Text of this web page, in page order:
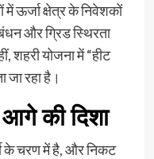
ऊर्जा क्षेत्र के निवेशकों
और ग्रिड स्थिरता
शहरी योजना में “हीट
जा रहा है।
की दिशा
के चरण में है, और निकट